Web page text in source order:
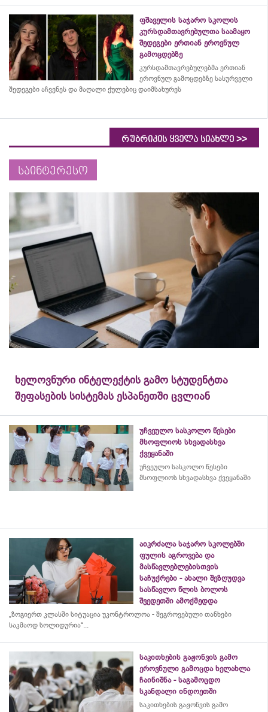
ფშაველის საჯარო სკოლის
კურსდამთავრებულთა საამაყო
შედეგები ერთიან ეროვნულ
გამოცდებზე
კურსდამთავრებულებმა ერთიან
ეროვნულ გამოცდებზე სასურველი
შედეგები აჩვენეს და მაღალი ქულებიც დაიმსახურეს
რუბრიკის ყველა სიახლე >>
საინტერესო
ხელოვნური ინტელექტის გამო სტუდენტთა
შეფასების სისტემას ესპანეთში ცვლიან
უჩვეულო სასკოლო წესები
მსოფლიოს სხვადასხვა
ქვეყანაში
უჩვეულო სასკოლო წესები
მსოფლიოს სხვადასხვა ქვეყანაში
აიკრძალა საჯარო სკოლებში
ფულის აგროვება და
მასწავლებლებისთვის
საჩუქრები - ახალი შეზღუდვა
სასწავლო წლის ბოლოს
შვედეთში ამოქმედდა
„ზოგიერთ კლასში სიტუაცია უკონტროლოა - შეგროვებული თანხები
საკმაოდ სოლიდურია“...
საკითხების გაჟონვის გამო
ეროვნული გამოცდა ხელახლა
ჩაინიშნა - საგამოცდო
სკანდალი ინდოეთში
საკითხების გაჟონვის გამო